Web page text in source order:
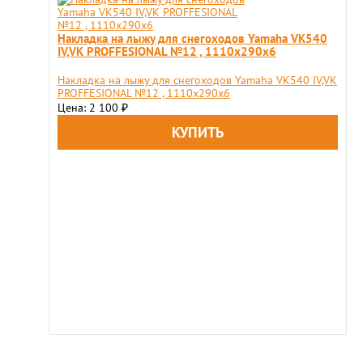
Накладка на лыжу для снегоходов Yamaha VK540
IV,VK PROFFESIONAL №12 , 1110x290x6
Накладка на лыжу для снегоходов Yamaha VK540 IV,VK
PROFFESIONAL №12 , 1110x290x6
Цена: 2 100 ₽